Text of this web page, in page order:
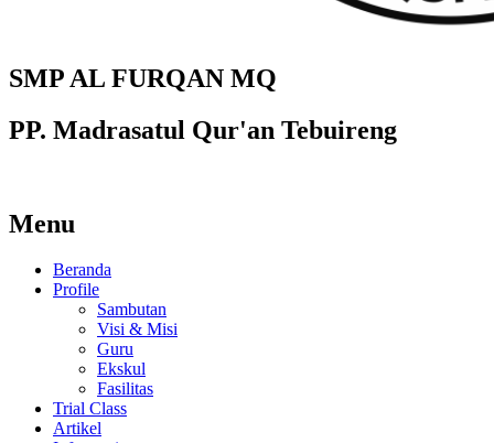
SMP AL FURQAN MQ
PP. Madrasatul Qur'an Tebuireng
Menu
Beranda
Profile
Sambutan
Visi & Misi
Guru
Ekskul
Fasilitas
Trial Class
Artikel